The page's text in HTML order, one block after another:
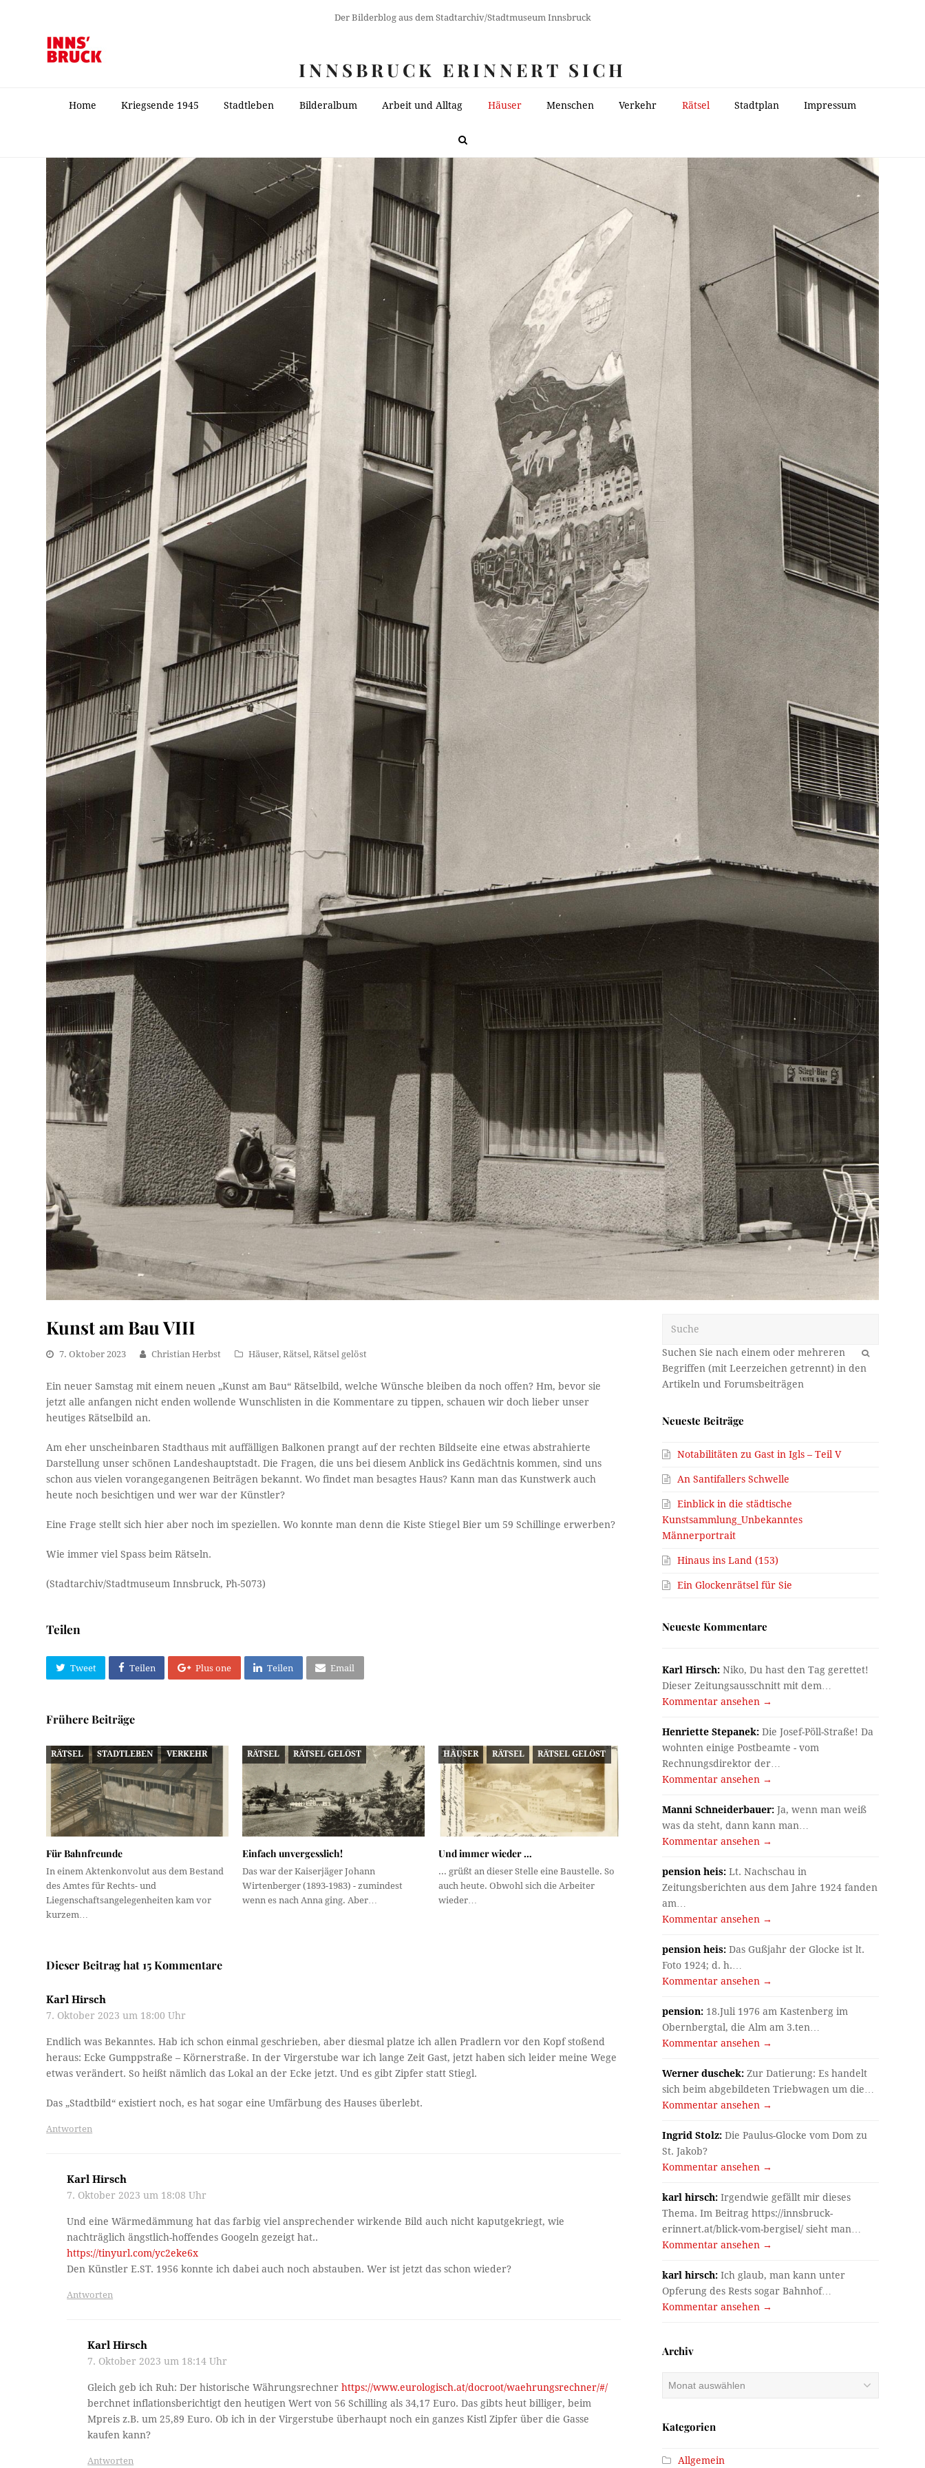
Der Bilderblog aus dem Stadtarchiv/Stadtmuseum Innsbruck
INNSBRUCK ERINNERT SICH
Home Kriegsende 1945 Stadtleben Bilderalbum Arbeit und Alltag Häuser Menschen Verkehr Rätsel Stadtplan Impressum
Kunst am Bau VIII
7. Oktober 2023 Christian Herbst Häuser,Rätsel,Rätsel gelöst
Ein neuer Samstag mit einem neuen „Kunst am Bau“ Rätselbild, welche Wünsche bleiben da noch offen? Hm, bevor sie
jetzt alle anfangen nicht enden wollende Wunschlisten in die Kommentare zu tippen, schauen wir doch lieber unser
heutiges Rätselbild an.
Am eher unscheinbaren Stadthaus mit auffälligen Balkonen prangt auf der rechten Bildseite eine etwas abstrahierte
Darstellung unser schönen Landeshauptstadt. Die Fragen, die uns bei diesem Anblick ins Gedächtnis kommen, sind uns
schon aus vielen vorangegangenen Beiträgen bekannt. Wo findet man besagtes Haus? Kann man das Kunstwerk auch
heute noch besichtigen und wer war der Künstler?
Eine Frage stellt sich hier aber noch im speziellen. Wo konnte man denn die Kiste Stiegel Bier um 59 Schillinge erwerben?
Wie immer viel Spass beim Rätseln.
(Stadtarchiv/Stadtmuseum Innsbruck, Ph-5073)
Teilen
Tweet Teilen Plus one Teilen Email
Frühere Beiträge
RÄTSEL STADTLEBEN VERKEHR
Für Bahnfreunde
In einem Aktenkonvolut aus dem Bestand
des Amtes für Rechts- und
Liegenschaftsangelegenheiten kam vor
kurzem…
RÄTSEL RÄTSEL GELÖST
Einfach unvergesslich!
Das war der Kaiserjäger Johann
Wirtenberger (1893-1983) - zumindest
wenn es nach Anna ging. Aber…
HÄUSER RÄTSEL RÄTSEL GELÖST
Und immer wieder …
... grüßt an dieser Stelle eine Baustelle. So
auch heute. Obwohl sich die Arbeiter
wieder…
Dieser Beitrag hat 15 Kommentare
Karl Hirsch
7. Oktober 2023 um 18:00 Uhr
Endlich was Bekanntes. Hab ich schon einmal geschrieben, aber diesmal platze ich allen Pradlern vor den Kopf stoßend
heraus: Ecke Gumppstraße – Körnerstraße. In der Virgerstube war ich lange Zeit Gast, jetzt haben sich leider meine Wege
etwas verändert. So heißt nämlich das Lokal an der Ecke jetzt. Und es gibt Zipfer statt Stiegl.
Das „Stadtbild“ existiert noch, es hat sogar eine Umfärbung des Hauses überlebt.
Antworten
Karl Hirsch
7. Oktober 2023 um 18:08 Uhr
Und eine Wärmedämmung hat das farbig viel ansprechender wirkende Bild auch nicht kaputgekriegt, wie
nachträglich ängstlich-hoffendes Googeln gezeigt hat..
https://tinyurl.com/yc2eke6x
Den Künstler E.ST. 1956 konnte ich dabei auch noch abstauben. Wer ist jetzt das schon wieder?
Antworten
Karl Hirsch
7. Oktober 2023 um 18:14 Uhr
Gleich geb ich Ruh: Der historische Währungsrechnerhttps://www.eurologisch.at/docroot/waehrungsrechner/#/
berchnet inflationsberichtigt den heutigen Wert von 56 Schilling als 34,17 Euro. Das gibts heut billiger, beim
Mpreis z.B. um 25,89 Euro. Ob ich in der Virgerstube überhaupt noch ein ganzes Kistl Zipfer über die Gasse
kaufen kann?
Antworten
OK
Neueste Beiträge
Notabilitäten zu Gast in Igls – Teil V
An Santifallers Schwelle
Einblick in die städtische
Kunstsammlung_Unbekanntes
Männerportrait
Hinaus ins Land (153)
Ein Glockenrätsel für Sie
Neueste Kommentare
Karl Hirsch: Niko, Du hast den Tag gerettet!
Dieser Zeitungsausschnitt mit dem…
Kommentar ansehen →
Henriette Stepanek: Die Josef-Pöll-Straße! Da
wohnten einige Postbeamte - vom
Rechnungsdirektor der…
Kommentar ansehen →
Manni Schneiderbauer: Ja, wenn man weiß
was da steht, dann kann man…
Kommentar ansehen →
pension heis: Lt. Nachschau in
Zeitungsberichten aus dem Jahre 1924 fanden
am…
Kommentar ansehen →
pension heis: Das Gußjahr der Glocke ist lt.
Foto 1924; d. h.…
Kommentar ansehen →
pension: 18.Juli 1976 am Kastenberg im
Obernbergtal, die Alm am 3.ten…
Kommentar ansehen →
Werner duschek: Zur Datierung: Es handelt
sich beim abgebildeten Triebwagen um die…
Kommentar ansehen →
Ingrid Stolz: Die Paulus-Glocke vom Dom zu
St. Jakob?
Kommentar ansehen →
karl hirsch: Irgendwie gefällt mir dieses
Thema. Im Beitrag https://innsbruck-
erinnert.at/blick-vom-bergisel/ sieht man…
Kommentar ansehen →
karl hirsch: Ich glaub, man kann unter
Opferung des Rests sogar Bahnhof…
Kommentar ansehen →
Archiv
Kategorien
Allgemein